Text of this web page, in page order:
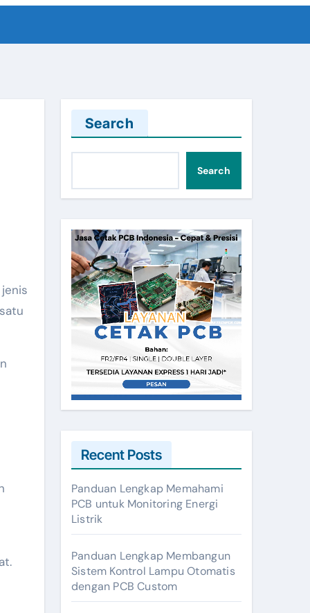
Search
Search
Recent Posts
Panduan Lengkap Memahami
PCB untuk Monitoring Energi
Listrik
Panduan Lengkap Membangun
Sistem Kontrol Lampu Otomatis
dengan PCB Custom